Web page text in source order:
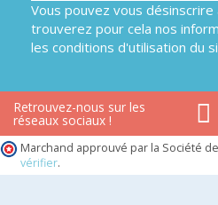
Vous pouvez vous
trouverez pour cela nos
les conditions d'utilisation du
Retrouvez-nous sur les
réseaux sociaux !
Marchand approuvé par la Société
vérifier.